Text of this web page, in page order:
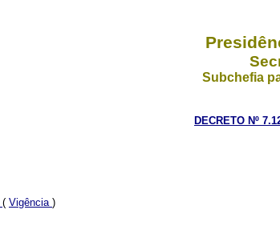
Subchefia
DECRETO Nº
( Vigência )